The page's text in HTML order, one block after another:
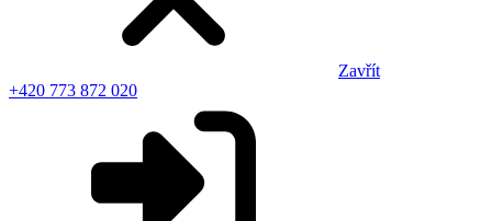
Zavřít
+420 773 872 020